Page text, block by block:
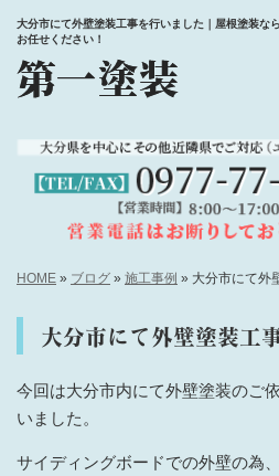
大分市にて外壁塗装工事を行いました｜屋根塗装な
お任せください！
HOME » ブログ » 施工事例 » 大分市にて外
大分市にて外壁塗装工
今回は大分市内にて外壁塗装のご
いました。
サイディングボードでの外壁の為